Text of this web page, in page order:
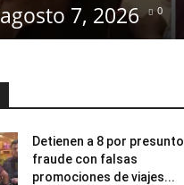
agosto 7, 2026 0
Detienen a 8 por presunto
fraude con falsas
promociones de viajes...